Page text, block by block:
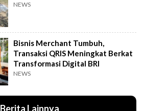
NEWS
Bisnis Merchant Tumbuh,
Transaksi QRIS Meningkat Berkat
Transformasi Digital BRI
NEWS
Berita Lainnya